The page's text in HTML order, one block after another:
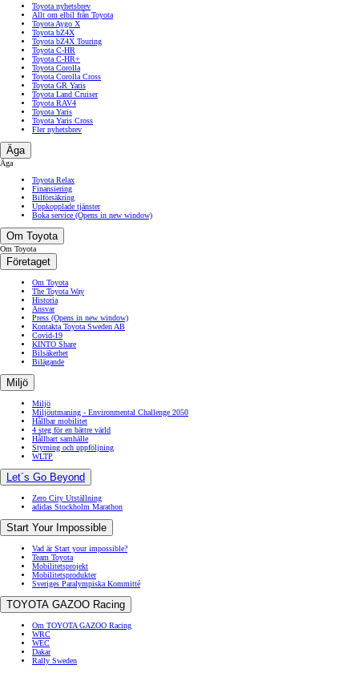
Toyota nyhetsbrev
Allt om elbil från Toyota
Toyota Aygo X
Toyota bZ4X
Toyota bZ4X Touring
Toyota C-HR
Toyota C-HR+
Toyota Corolla
Toyota Corolla Cross
Toyota GR Yaris
Toyota Land Cruiser
Toyota RAV4
Toyota Yaris
Toyota Yaris Cross
Fler nyhetsbrev
Äga
Äga
Toyota Relax
Finansiering
Bilförsäkring
Uppkopplade tjänster
Boka service (Opens in new window)
Om Toyota
Om Toyota
Företaget
Om Toyota
The Toyota Way
Historia
Ansvar
Press (Opens in new window)
Kontakta Toyota Sweden AB
Covid-19
KINTO Share
Bilsäkerhet
Bilägande
Miljö
Miljö
Miljöutmaning - Environmental Challenge 2050
Hållbar mobilitet
4 steg för en bättre värld
Hållbart samhälle
Styrning och uppföljning
WLTP
Let´s Go Beyond
Zero City Utställning
adidas Stockholm Marathon
Start Your Impossible
Vad är Start your impossible?
Team Toyota
Mobilitetsprojekt
Mobilitetsprodukter
Sveriges Paralympiska Kommitté
TOYOTA GAZOO Racing
Om TOYOTA GAZOO Racing
WRC
WEC
Dakar
Rally Sweden